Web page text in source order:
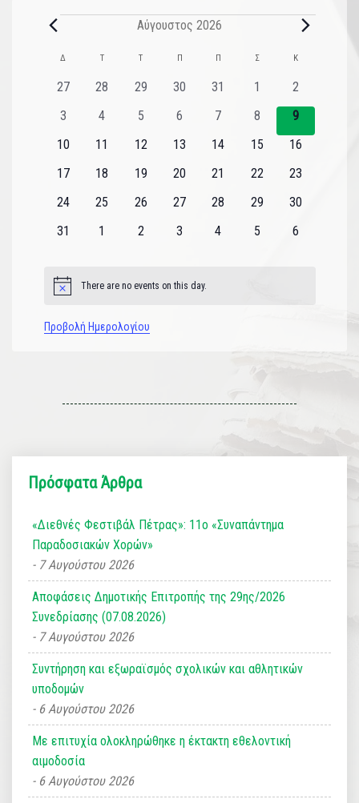
Αύγουστος 2026
Ημερολόγιο
του
Εκδηλώσεις
Δ Τ Τ Π Π Σ Κ
0
27
0
28
0
29
0
30
0
31
0
εκδηλώσεις
1
0
εκδηλώσεις
2
0
3
0
4
0
5
0
6
0
εκδηλώσεις
7
0
εκδηλώσεις
8
0
εκδηλώσεις
9
0
10
0
11
0
12
0
13
0
14
0
15
0
16
0
17
0
18
0
19
0
20
0
21
0
22
0
23
0
24
0
25
0
26
0
27
0
28
0
29
0
30
0
31
0
1
0
2
0
3
0
4
0
5
0
6
Notice There are no events on this day.
Προβολή Ημερολογίου
Πρόσφατα Άρθρα
«Διεθνές Φεστιβάλ Πέτρας»: 11ο «Συναπάντημα
Παραδοσιακών Χορών»
7 Αυγούστου 2026
Αποφάσεις Δημοτικής Επιτροπής της 29ης/2026
Συνεδρίασης (07.08.2026)
7 Αυγούστου 2026
Συντήρηση και εξωραϊσμός σχολικών και αθλητικών
υποδομών
6 Αυγούστου 2026
Με επιτυχία ολοκληρώθηκε η έκτακτη εθελοντική
αιμοδοσία
6 Αυγούστου 2026